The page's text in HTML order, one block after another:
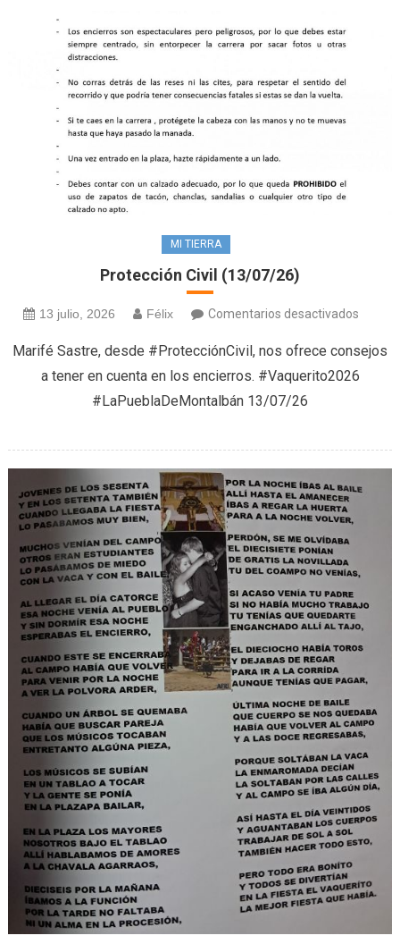
MI TIERRA
Protección Civil (13/07/26)
13 julio, 2026 Félix Comentarios desactivados
Civil
(13/
Marifé Sastre, desde #ProtecciónCivil, nos ofrece consejos
a tener en cuenta en los encierros. #Vaquerito2026
#LaPueblaDeMontalbán 13/07/26